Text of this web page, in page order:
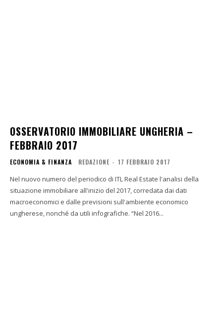
OSSERVATORIO IMMOBILIARE UNGHERIA –
FEBBRAIO 2017
ECONOMIA & FINANZA REDAZIONE - 17 FEBBRAIO 2017
Nel nuovo numero del periodico di ITL Real Estate l'analisi della
situazione immobiliare all'inizio del 2017, corredata dai dati
macroeconomici e dalle previsioni sull'ambiente economico
ungherese, nonché da utili infografiche. “Nel 2016...